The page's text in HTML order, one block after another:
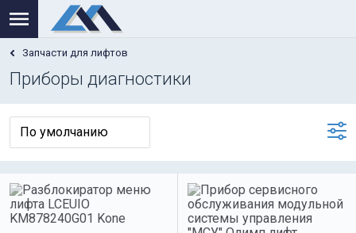
Запчасти для лифтов
Приборы диагностики